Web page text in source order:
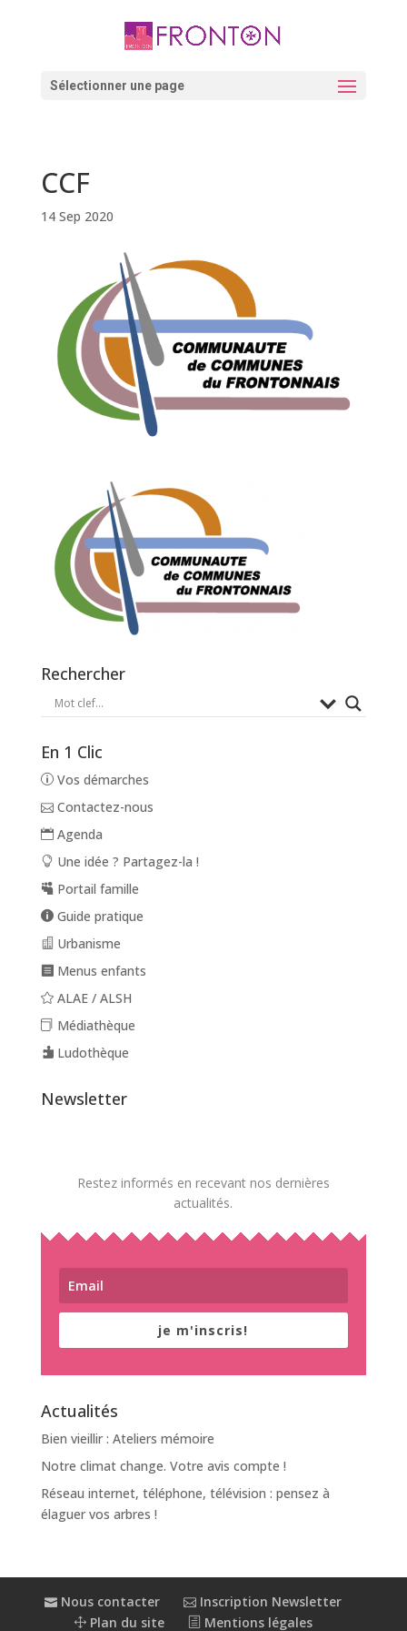
Sélectionner une page
CCF
14 Sep 2020
Rechercher
En 1 Clic
Vos démarches
Contactez-nous
Agenda
Une idée ? Partagez-la !
Portail famille
Guide pratique
Urbanisme
Menus enfants
ALAE / ALSH
Médiathèque
Ludothèque
Newsletter
Restez informés en recevant nos dernières
actualités.
je m'inscris!
Actualités
Bien vieillir : Ateliers mémoire
Notre climat change. Votre avis compte !
Réseau internet, téléphone, télévision : pensez à
élaguer vos arbres !
Nous contacter
Inscription Newsletter
Plan du site
Mentions légales